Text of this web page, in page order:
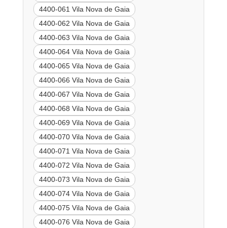
4400-061 Vila Nova de Gaia
4400-062 Vila Nova de Gaia
4400-063 Vila Nova de Gaia
4400-064 Vila Nova de Gaia
4400-065 Vila Nova de Gaia
4400-066 Vila Nova de Gaia
4400-067 Vila Nova de Gaia
4400-068 Vila Nova de Gaia
4400-069 Vila Nova de Gaia
4400-070 Vila Nova de Gaia
4400-071 Vila Nova de Gaia
4400-072 Vila Nova de Gaia
4400-073 Vila Nova de Gaia
4400-074 Vila Nova de Gaia
4400-075 Vila Nova de Gaia
4400-076 Vila Nova de Gaia